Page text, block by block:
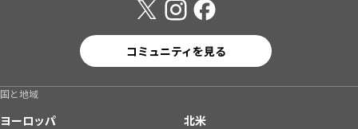
コミュニティを見る
国と地域
ヨーロッパ
北米